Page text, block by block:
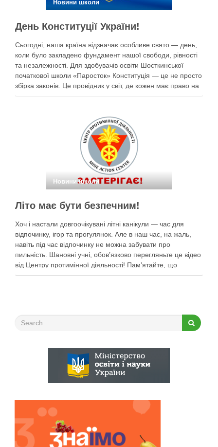
Новини школи
День Конституції України!
Сьогодні, наша країна відзначає особливе свято — день,
коли було закладено фундамент нашої свободи, рівності
та незалежності. Для здобувачів освіти Шосткинської
початкової школи «Паросток» Конституція — це не просто
збірка законів. Це провідник у світ, де кожен має право на
щасливе дитинство, освіту, безпеку та мрії під мирним
Новини школи
Літо має бути безпечним!
Хоч і настали довгоочікувані літні канікули — час для
відпочинку, ігор та прогулянок. Але в наш час, на жаль,
навіть під час відпочинку не можна забувати про
пильність. Шановні учні, обов’язково перегляньте це відео
від Центру протимінної діяльності! Пам’ятайте, що
небезпека може ховатися будь-де, тому під час